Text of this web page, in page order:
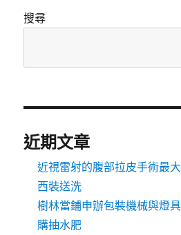
搜尋
近期文章
近視雷射的腹部拉皮手術最
西裝送洗
樹林當鋪申辦包裝機械與燈
購抽水肥